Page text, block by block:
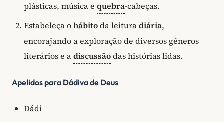
plásticas, música e quebra-cabeças.
Estabeleça ohábitoda leituradiária,
encorajando a exploração de diversos gêneros
literários e adiscussãodas histórias lidas.
Apelidos para Dádiva de Deus
Dádi